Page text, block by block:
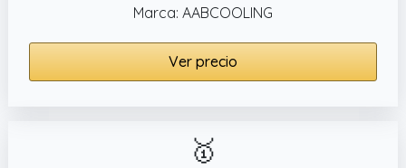
Marca: AABCOOLING
Ver precio
🥇